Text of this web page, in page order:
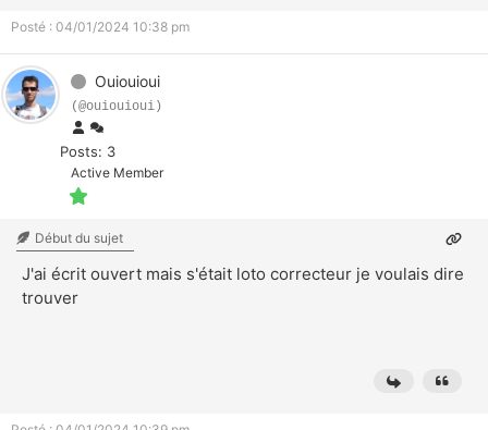
Posté : 04/01/2024 10:38 pm
Ouiouioui
(@ouiouioui)
Posts: 3
Active Member
Début du sujet
J'ai écrit ouvert mais s'était loto correcteur je voulais dire
trouver